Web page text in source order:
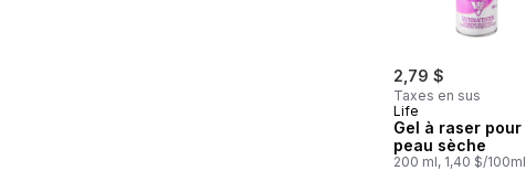
2,79 $
Taxes en sus
Life
Gel à raser pour
peau sèche
200 ml, 1,40 $/100ml